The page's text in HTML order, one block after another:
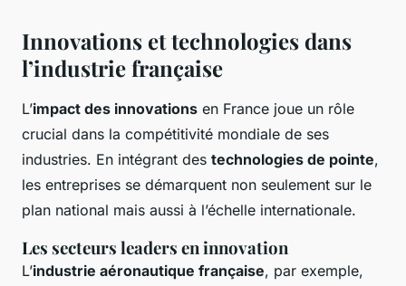
Innovations et technologies dans
l’industrie française
L’impact des innovations en France joue un rôle
crucial dans la compétitivité mondiale de ses
industries. En intégrant des technologies de pointe,
les entreprises se démarquent non seulement sur le
plan national mais aussi à l’échelle internationale.
Les secteurs leaders en innovation
L’industrie aéronautique française, par exemple,